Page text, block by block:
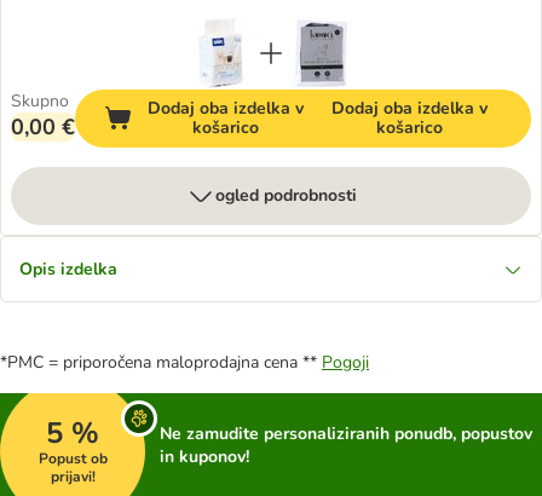
Skupno
0,00 €
Dodaj oba izdelka v
košarico
Dodaj oba izdelka v
košarico
ogled podrobnosti
Opis izdelka
*PMC = priporočena maloprodajna cena ** Pogoji
5 %
Popust ob
prijavi!
Ne zamudite personaliziranih ponudb, popustov
in kuponov!